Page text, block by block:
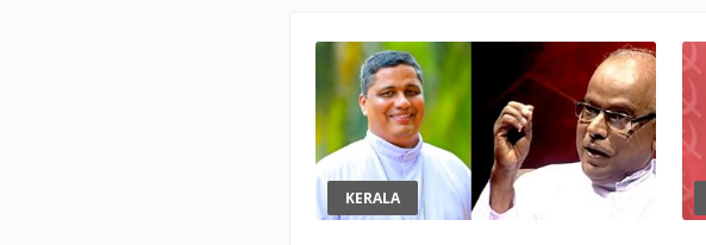
KERALA